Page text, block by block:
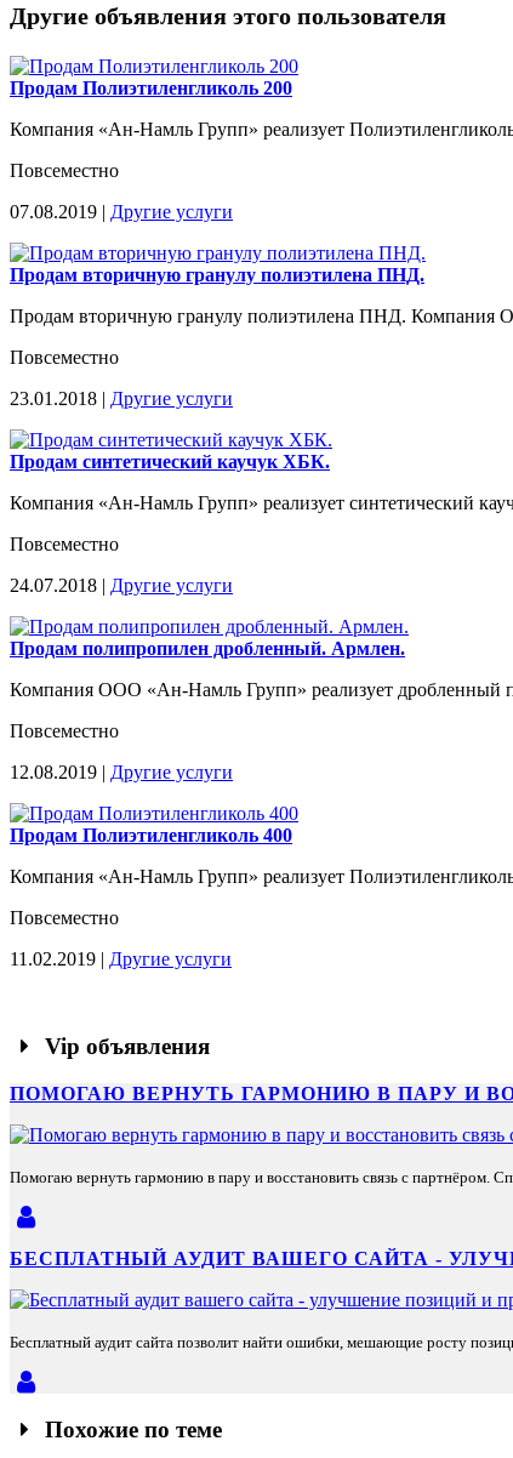
Другие объявления этого пользователя
Продам Полиэтиленгликоль 200
Компания «Ан-Намль Групп» реализует
Повсеместно
07.08.2019 | Другие услуги
Продам вторичную гранулу полиэтилена ПНД.
Продам вторичную гранулу полиэтилена ПНД. Компания
Повсеместно
23.01.2018 | Другие услуги
Продам синтетический каучук ХБК.
Компания «Ан-Намль Групп» реализует синтетический
Повсеместно
24.07.2018 | Другие услуги
Продам полипропилен дробленный. Армлен.
Компания ООО «Ан-Намль Групп» реализует дробленный
Повсеместно
12.08.2019 | Другие услуги
Продам Полиэтиленгликоль 400
Компания «Ан-Намль Групп» реализует
Повсеместно
11.02.2019 | Другие услуги
Vip объявления
ПОМОГАЮ ВЕРНУТЬ ГАРМОНИЮ В ПАРУ И
Помогаю вернуть гармонию в пару и восстановить связь с партнёром.
БЕСПЛАТНЫЙ АУДИТ ВАШЕГО САЙТА -
Бесплатный аудит сайта позволит найти ошибки, мешающие росту
Похожие по теме